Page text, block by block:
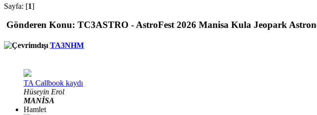
Sayfa: [1]
Gönderen Konu: TC3ASTRO - AstroFest 2026 Manisa Kula Jeopark
TA3NHM
TA Callbook kaydı
Hüseyin Erol
MANİSA
Hamlet